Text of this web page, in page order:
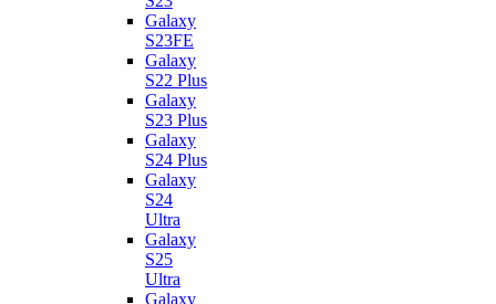
Galaxy
S23FE
Galaxy
S22 Plus
Galaxy
S23 Plus
Galaxy
S24 Plus
Galaxy
S24
Ultra
Galaxy
S25
Ultra
Galaxy